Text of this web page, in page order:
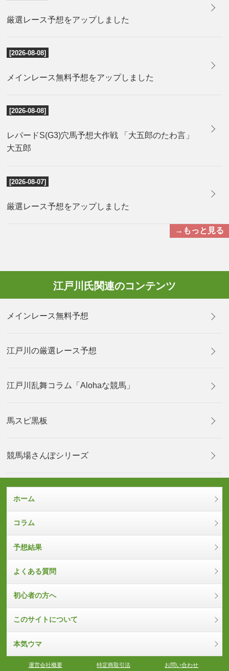
厳選レース予想をアップしました
[2026-08-08]
メインレース無料予想をアップしました
[2026-08-08]
レパードS(G3)穴馬予想大作戦 「大五郎のたわ言」
大五郎
[2026-08-07]
厳選レース予想をアップしました
→もっと見る
江戸川氏関連のコンテンツ
メインレース無料予想
江戸川の厳選レース予想
江戸川乱舞コラム「Alohaな競馬」
馬スピ黒板
競馬場さんぽシリーズ
ホーム
コラム
予想結果
よくある質問
初心者の方へ
このサイトについて
本気ウマ
運営会社概要 特定商取引法
お問い合わせ